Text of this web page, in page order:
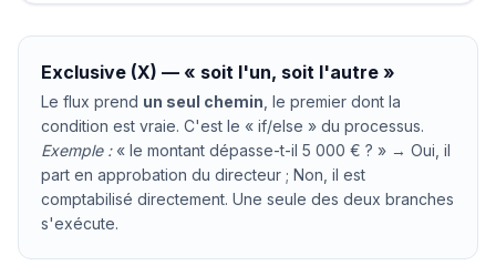
Exclusive (X) — « soit l'un, soit l'autre »
Le flux prend un seul chemin , le premier dont la
condition est vraie. C'est le « if/else » du processus.
Exemple :« le montant dépasse-t-il 5 000 € ? » → Oui, il
part en approbation du directeur ; Non, il est
comptabilisé directement. Une seule des deux branches
s'exécute.